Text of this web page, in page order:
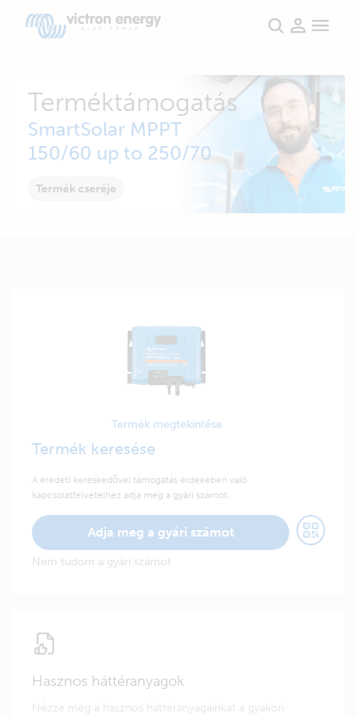
Terméktámogatás
SmartSolar MPPT
150/60 up to 250/70
Termék cseréje
Termék megtekintése
Termék keresése
A eredeti kereskedővel támogatás érdekében való
kapcsolatfelvételhez adja meg a gyári számot.
Adja meg a gyári számot
Nem tudom a gyári számot
Hasznos háttéranyagok
Nézze meg a hasznos háttéranyagainkat a gyakori